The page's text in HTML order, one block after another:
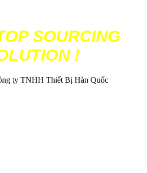
SOURCING
!
ty TNHH Thiết Bị Hàn Quốc